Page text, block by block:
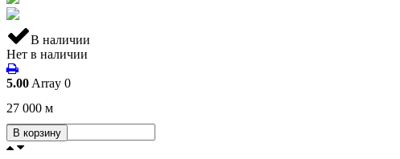
В наличии
Нет в наличии
5.00 Array 0
27 000 м
В корзину